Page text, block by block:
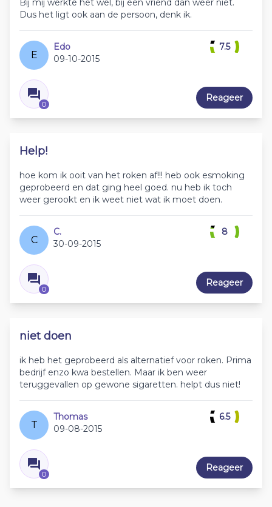
Bij mij werkte het wel, bij een vriend dan weer niet.
Dus het ligt ook aan de persoon, denk ik.
E
Edo
09-10-2015
0
7.5
Reageer
Help!
hoe kom ik ooit van het roken af!!! heb ook esmoking
geprobeerd en dat ging heel goed. nu heb ik toch
weer gerookt en ik weet niet wat ik moet doen.
C
C.
30-09-2015
0
8
Reageer
niet doen
ik heb het geprobeerd als alternatief voor roken. Prima
bedrijf enzo kwa bestellen. Maar ik ben weer
teruggevallen op gewone sigaretten. helpt dus niet!
T
Thomas
09-08-2015
0
6.5
Reageer